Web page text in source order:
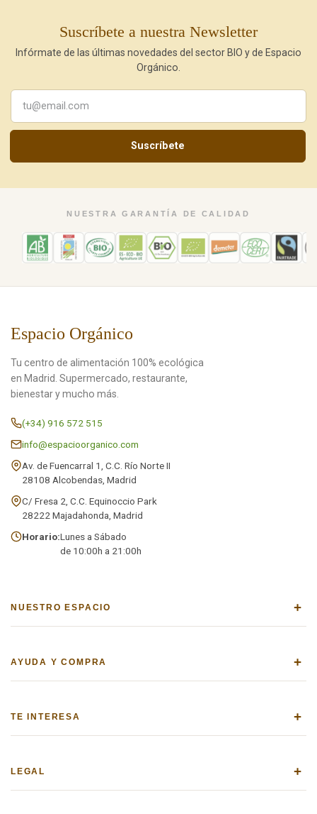
Suscríbete a nuestra Newsletter
Infórmate de las últimas novedades del sector BIO y de Espacio
Orgánico.
Suscríbete
NUESTRA GARANTÍA DE CALIDAD
Espacio Orgánico
Tu centro de alimentación 100% ecológica
en Madrid. Supermercado, restaurante,
bienestar y mucho más.
(+34) 916 572 515
info@espacioorganico.com
Av. de Fuencarral 1, C.C. Río Norte II
28108 Alcobendas, Madrid
C/ Fresa 2, C.C. Equinoccio Park
28222 Majadahonda, Madrid
Horario:Lunes a Sábado
de 10:00h a 21:00h
NUESTRO ESPACIO +
AYUDA Y COMPRA +
TE INTERESA +
LEGAL +